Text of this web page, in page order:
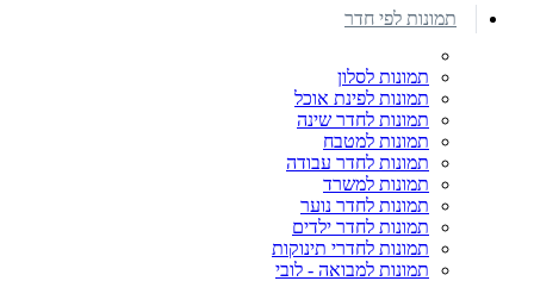
תמונות לפי חדר
תמונות לסלון
תמונות לפינת אוכל
תמונות לחדר שינה
תמונות למטבח
תמונות לחדר עבודה
תמונות למשרד
תמונות לחדר נוער
תמונות לחדר ילדים
תמונות לחדרי תינוקות
תמונות למבואה - לובי